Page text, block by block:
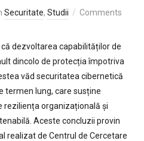
Securitate, Studii
Comments
dezvoltarea capabilităților de
dincolo de protecția împotriva
văd securitatea cibernetică
termen lung, care susține
organizațională și
Aceste concluzii provin
realizat de Centrul de Cercetare